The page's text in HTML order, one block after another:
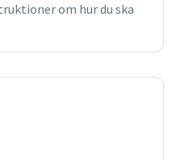
om hur du ska